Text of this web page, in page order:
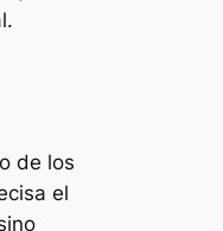
de los
el